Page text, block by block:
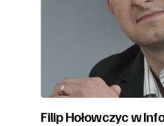
Filip Hołowczyc w